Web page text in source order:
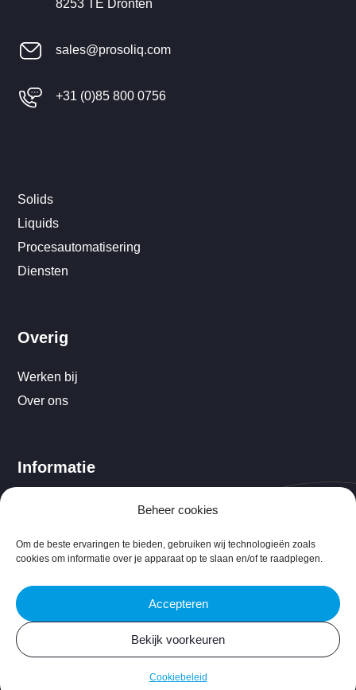
Beheer cookies
Om de beste ervaringen te bieden, gebruiken wij technologieën zoals
cookies om informatie over je apparaat op te slaan en/of te raadplegen.
Accepteren
Bekijk voorkeuren
Cookiebeleid
8253 TE Dronten
sales@prosoliq.com
+31 (0)85 800 0756
Solids
Liquids
Procesautomatisering
Diensten
Overig
Werken bij
Over ons
Informatie
©ProsoliQ 2026 |
Designed & Powered byVWA digital agency